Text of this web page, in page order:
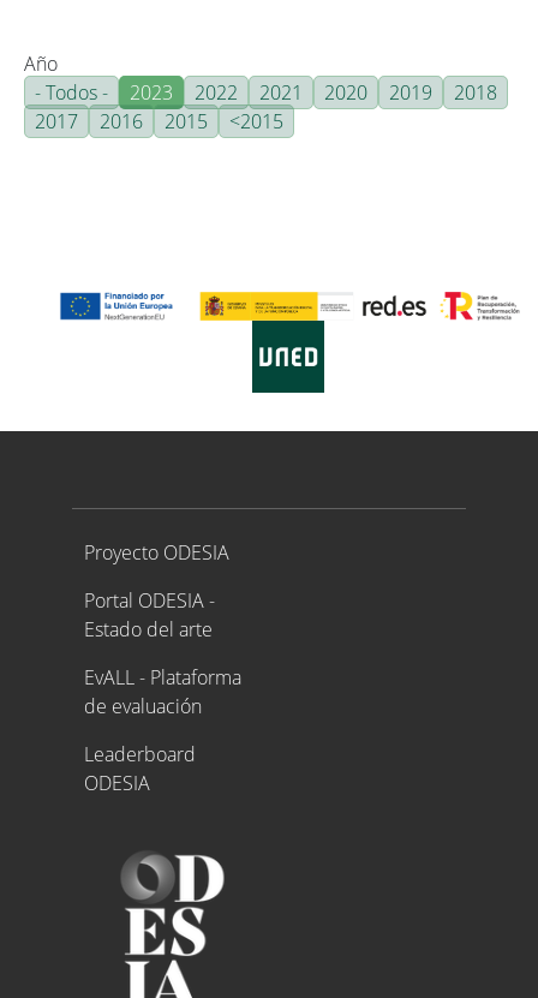
Año
- Todos -
2023 2022 2021 2020 2019
2018
2017
2016 2015 <2015
Proyecto ODESIA
Proyecto ODESIA
Portal ODESIA -
Estado del arte
EvALL - Plataforma
de evaluación
Leaderboard
ODESIA